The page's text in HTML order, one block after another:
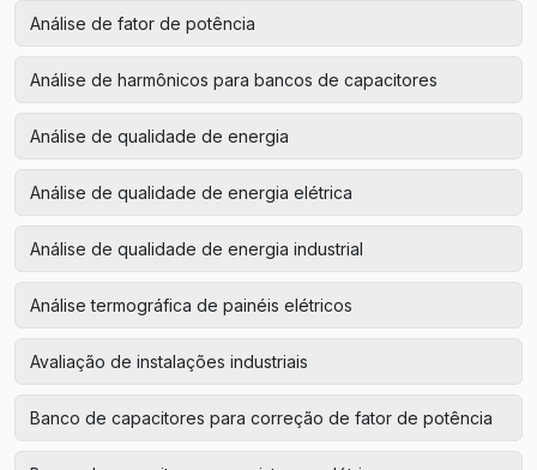
Análise de fator de potência
Análise de harmônicos para bancos de capacitores
Análise de qualidade de energia
Análise de qualidade de energia elétrica
Análise de qualidade de energia industrial
Análise termográfica de painéis elétricos
Avaliação de instalações industriais
Banco de capacitores para correção de fator de potência